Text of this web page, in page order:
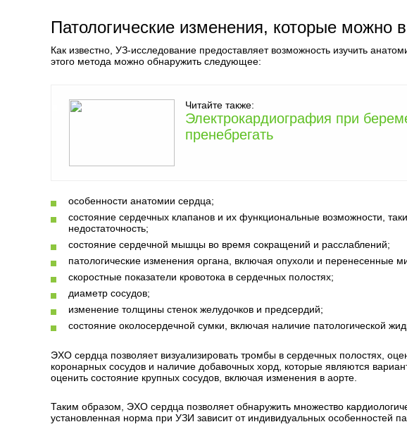
Патологические изменения, которые можно
Как известно, УЗ-исследование предоставляет возможность изучить
этого метода можно обнаружить следующее:
Читайте также:
Электрокардиография при
пренебрегать
особенности анатомии сердца;
состояние сердечных клапанов и их функциональные возможности,
недостаточность;
состояние сердечной мышцы во время сокращений и расслаблений;
патологические изменения органа, включая опухоли и перенесенные
скоростные показатели кровотока в сердечных полостях;
диаметр сосудов;
изменение толщины стенок желудочков и предсердий;
состояние околосердечной сумки, включая наличие патологической
ЭХО сердца позволяет визуализировать тромбы в сердечных полостях,
коронарных сосудов и наличие добавочных хорд, которые являются
оценить состояние крупных сосудов, включая изменения в аорте.
Таким образом, ЭХО сердца позволяет обнаружить множество
установленная норма при УЗИ зависит от индивидуальных особенностей